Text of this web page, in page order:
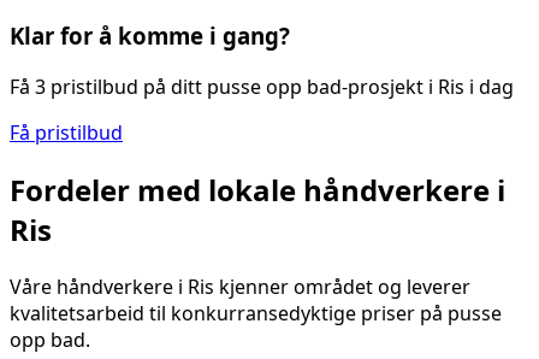
Klar for å komme i gang?
Få 3 pristilbud på ditt pusse opp bad-prosjekt i Ris i dag
Få pristilbud
Fordeler med lokale håndverkere i
Ris
Våre håndverkere i Ris kjenner området og leverer
kvalitetsarbeid til konkurransedyktige priser på pusse
opp bad.